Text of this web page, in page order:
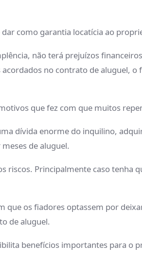
como garantia locatícia ao
não terá prejuízos
no contrato de aluguel,
que fez com que muitos
dívida enorme do inquilino,
de aluguel.
riscos. Principalmente caso tenha
os fiadores optassem por
de aluguel.
benefícios importantes para o